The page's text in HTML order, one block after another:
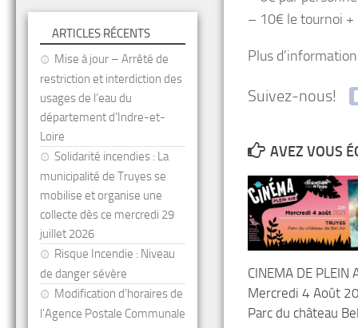
– 10€ le tournoi
Plus
Suivez-nous!
AVEZ VOUS
CINEMA DE PLEIN
Mercredi 4 Août
Parc du château
ARTICLES RÉCENTS
Mise à jour – Arrêté de
restriction et interdiction des
usages de l’eau du
département d’Indre-et-
Loire
Solidarité incendies : La
municipalité de Truyes se
mobilise et organise une
collecte dès ce mercredi 29
juillet 2026
Risque Incendie : Niveau
de danger sévère
Modification d’horaires de
l’Agence Postale Communale